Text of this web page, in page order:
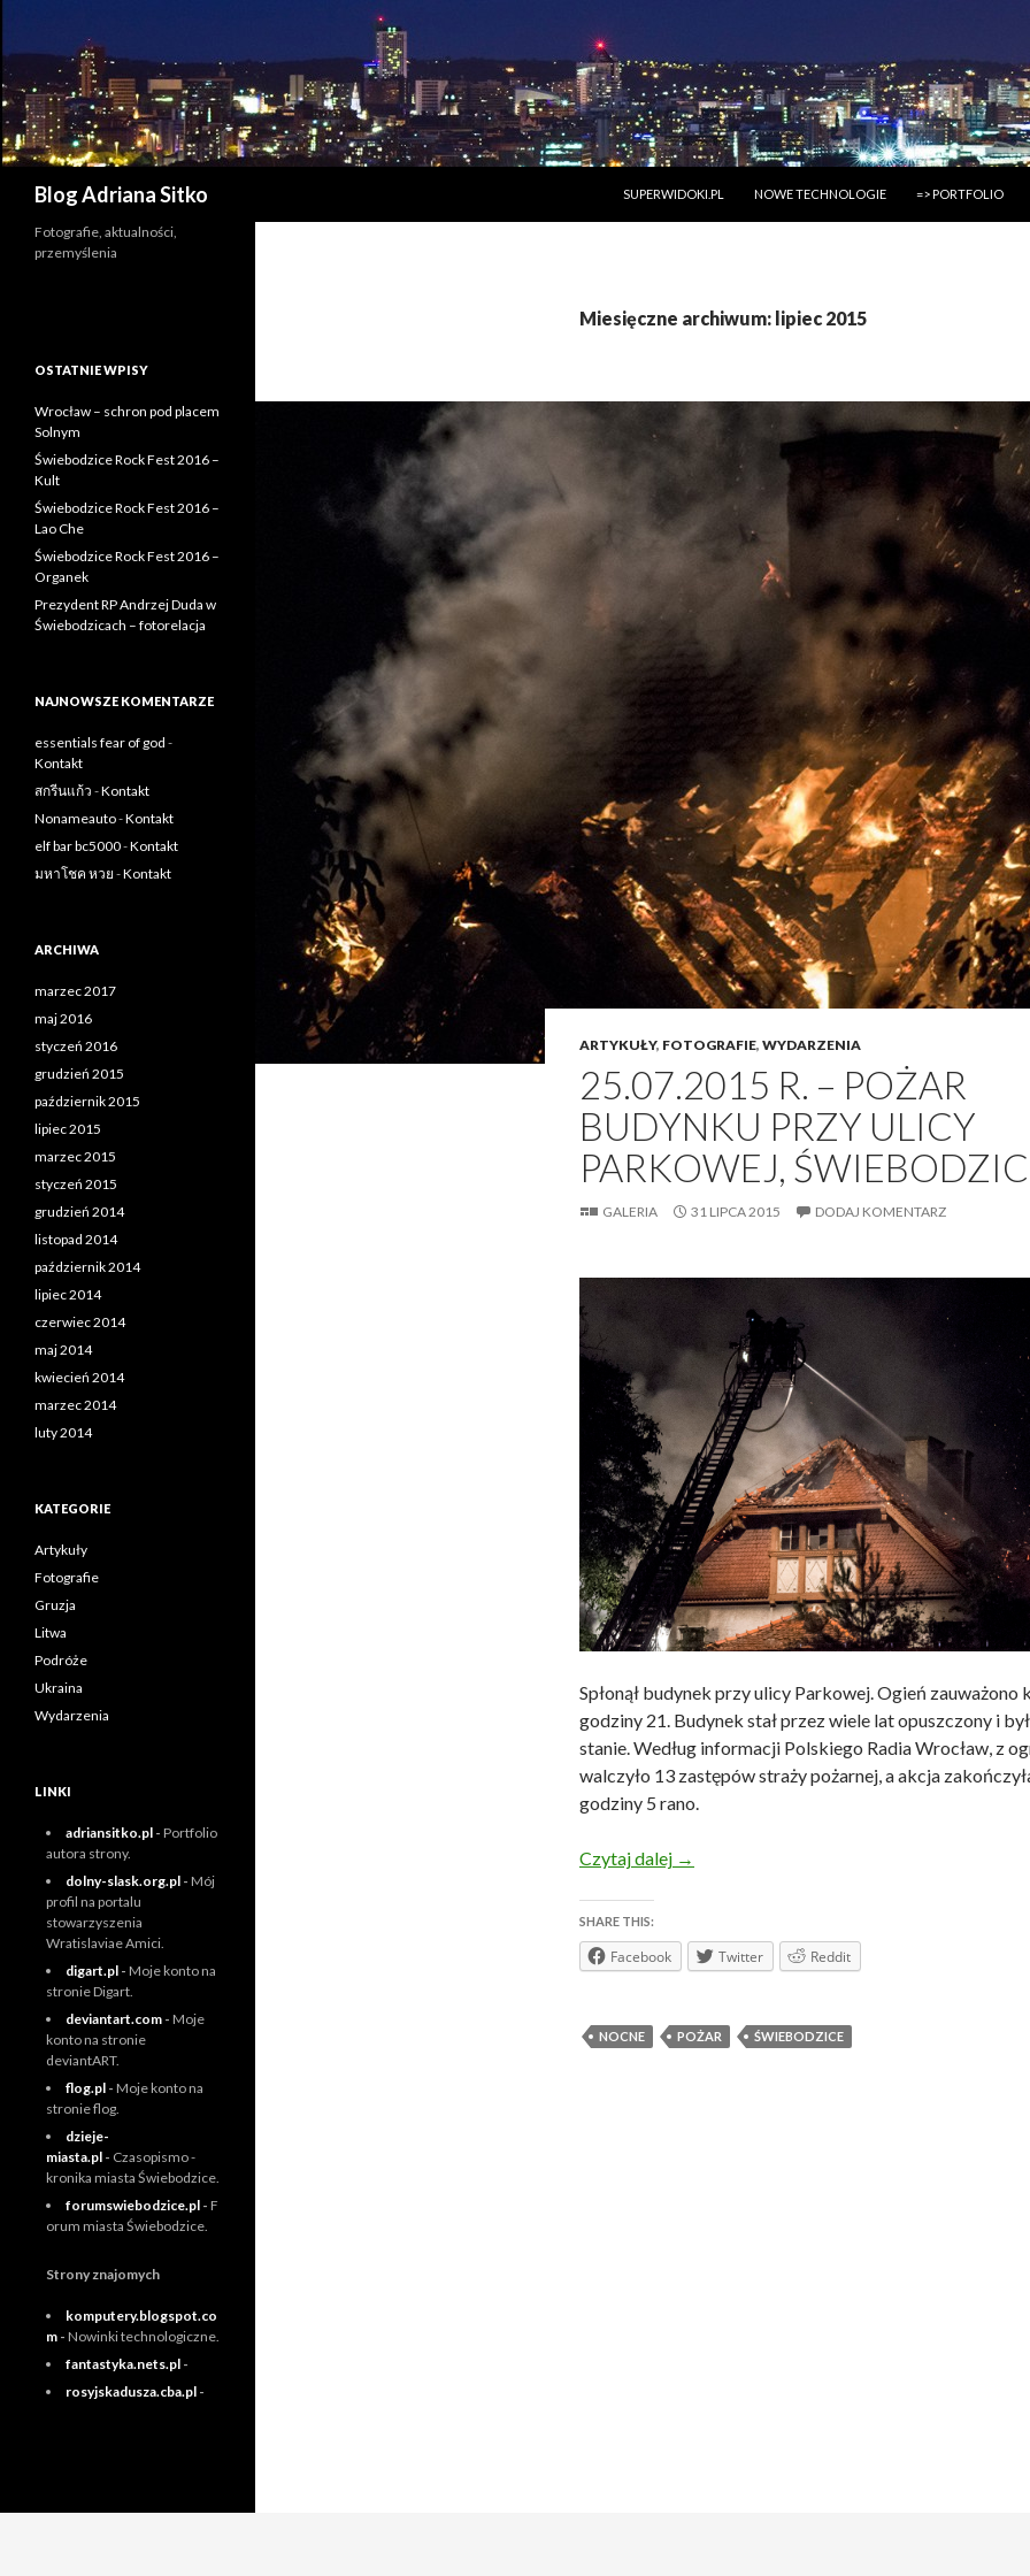
Blog Adriana Sitko
SUPERWIDOKI.PL
NOWE TECHNOLOGIE => PORTFOLIO
Miesięczne archiwum: lipiec 2015
ARTYKUŁY, FOTOGRAFIE, WYDARZENIA
25.07.2015 R. – POŻAR
BUDYNKU PRZY ULICY
PARKOWEJ,
GALERIA 31 LIPCA 2015 DODAJ KOMENTARZ
Spłonął budynek przy ulicy Parkowej. Ogień zauważono
godziny 21. Budynek stał przez wiele lat opuszczony i
stanie. Według informacji Polskiego Radia Wrocław, z
walczyło 13 zastępów straży pożarnej, a akcja
godziny 5 rano.
Czytaj dalej 25.07.2015 r. – Pożar budynku przy ulicy
→
SHARE THIS:
Facebook Twitter Reddit
NOCNE POŻAR ŚWIEBODZICE
Fotografie, aktualności,
przemyślenia
OSTATNIE WPISY
Wrocław – schron pod placem
Solnym
Świebodzice Rock Fest 2016 –
Kult
Świebodzice Rock Fest 2016 –
Lao Che
Świebodzice Rock Fest 2016 –
Organek
Prezydent RP Andrzej Duda w
Świebodzicach – fotorelacja
NAJNOWSZE KOMENTARZE
essentials fear of god -
Kontakt
สกรีนแก้ว -Kontakt
Nonameauto-Kontakt
elf bar bc5000-Kontakt
มหาโชค หวย -Kontakt
ARCHIWA
marzec 2017
maj 2016
styczeń 2016
grudzień 2015
październik 2015
lipiec 2015
marzec 2015
styczeń 2015
grudzień 2014
listopad 2014
październik 2014
lipiec 2014
czerwiec 2014
maj 2014
kwiecień 2014
marzec 2014
luty 2014
KATEGORIE
Artykuły
Fotografie
Gruzja
Litwa
Podróże
Ukraina
Wydarzenia
LINKI
adriansitko.pl - Portfolio
autora strony.
dolny-slask.org.pl - Mój
profil na portalu
stowarzyszenia
Wratislaviae Amici.
digart.pl - Moje konto na
stronie Digart.
deviantart.com - Moje
konto na stronie
deviantART.
flog.pl - Moje konto na
stronie flog.
dzieje-
miasta.pl - Czasopismo -
kronika miasta Świebodzice.
forumswiebodzice.pl - F
orum miasta Świebodzice.
Strony znajomych
komputery.blogspot.co
m - Nowinki technologiczne.
fantastyka.nets.pl -
rosyjskadusza.cba.pl -